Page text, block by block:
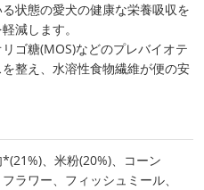
状態の愛犬の健康な栄養吸収を
減します。
ゴ糖(MOS)などのプレバイオテ
整え、水溶性食物繊維が便の安
、米粉(20%)、コーン
ラワー、フィッシュミール、